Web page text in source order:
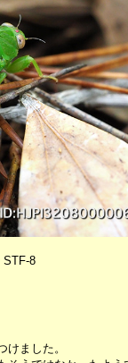
STF-8
ました。